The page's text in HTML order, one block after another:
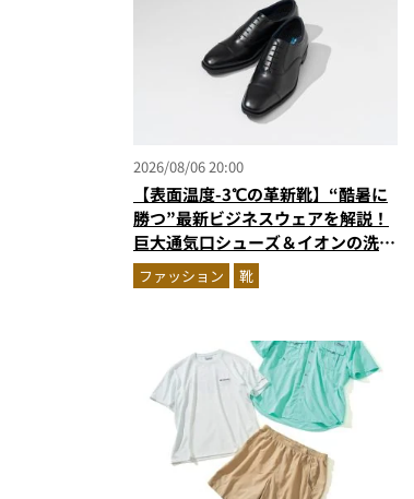
2026/08/06 20:00
【表面温度-3℃の革新靴】“酷暑に
勝つ”最新ビジネスウェアを解説！
巨大通気口シューズ＆イオンの洗え
る1万円台セットアップほか
ファッション 靴